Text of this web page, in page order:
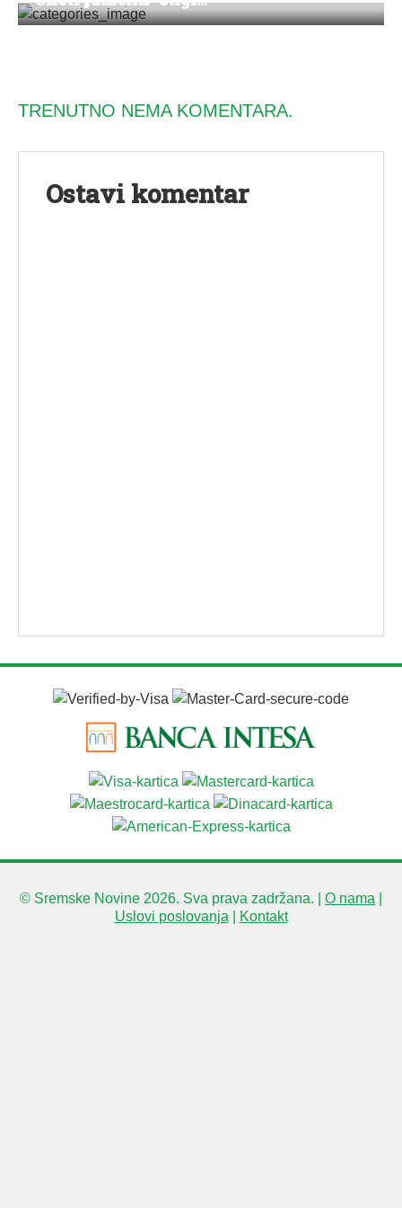
TRENUTNO NEMA KOMENTARA.
Ostavi komentar
© Sremske Novine 2026. Sva prava zadržana. | O nama
Uslovi poslovanja
Kontakt